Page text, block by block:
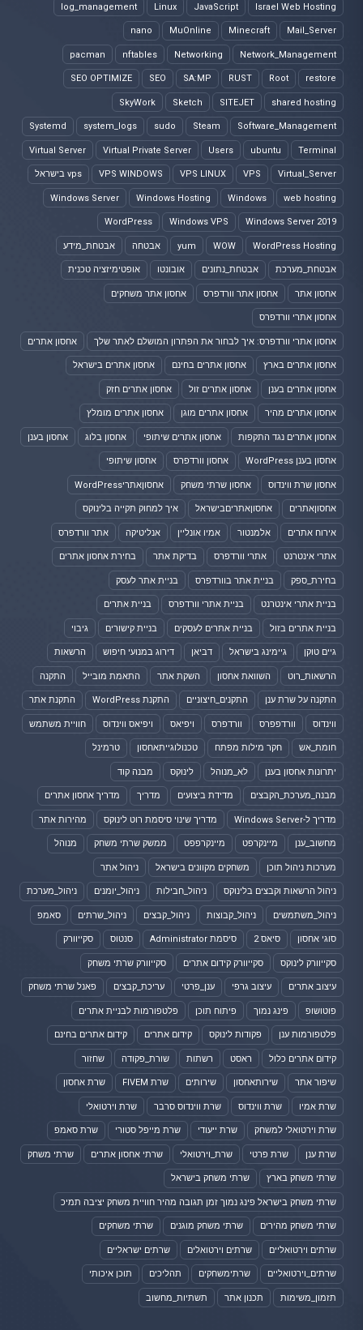
Israel Web Hosting
JavaScript
Linux
log_management
Mail_Server
Minecraft
MuOnline
nano
Network_Management
Networking
nftables
pacman
restore
Root
RUST
SA:MP
SEO
SEO OPTIMIZE
shared hosting
SITEJET
Sketch
SkyWork
Software_Management
Steam
sudo
system_logs
Systemd
Terminal
ubuntu
Users
Virtual Private Server
Virtual Server
Virtual_Server
VPS
VPS LINUX
VPS WINDOWS vps בישראל
web hosting
Windows
Windows Hosting
Windows Server
Windows Server 2019
Windows VPS
WordPress
WordPress Hosting
WOW
yum אבטחה אבטחת_מידע
אבטחת_מערכת אבטחת_נתונים אובונטו אופטימיזציה טכנית
אחסון אתר אחסון אתר וורדפרס אחסון אתר משחקים
אחסון אתרי וורדפרס
אחסון אתרי וורדפרס: איך לבחור את הפתרון המושלם לאתר שלך אחסון אתרים
אחסון אתרים בארץ אחסון אתרים בחינם אחסון אתרים בישראל
אחסון אתרים בענן אחסון אתרים זול אחסון אתרים חזק
אחסון אתרים מהיר אחסון אתרים מוגן אחסון אתרים מומלץ
אחסון אתרים נגד התקפות אחסון אתרים שיתופי אחסון בלוג אחסון בענן
אחסון בענן WordPress אחסון וורדפרס אחסון שיתופי
אחסון שרת ווינדוס אחסון שרתי משחק אחסוןאתריWordPress
אחסוןאתרים אחסוןאתריםבישראל איך למחוק תקייה בלינוקס
אירוח אתרים אלמנטור אמיו אונליין אנליטיקה אתר וורדפרס
אתרי אינטרנט אתרי וורדפרס בדיקת אתר בחירת אחסון אתרים
בחירת_ספק בניית אתר בוורדפרס בניית אתר לעסק
בניית אתרי אינטרנט בניית אתרי וורדפרס בניית אתרים
בניית אתרים בזול בניית אתרים לעסקים בניית קישורים גיבוי
גיים טוקן גיימינג בישראל דביאן דירוג במנועי חיפוש הרשאות
הרשאות_רוט השוואת אחסון השקת אתר התאמת מובייל התקנה
התקנה על שרת ענן התקנים_חיצוניים התקנת WordPress התקנת אתר
ווינדוס וורדפפרס וורדפרס ויפיאס ויפיאס ווינדוס חוויית משתמש
חומת_אש חקר מילות מפתח טכנולוגייתאחסון טרמינל
יתרונות אחסון בענן לא_מנוהל לינוקס מבנה קוד
מבנה_מערכת_הקבצים מדידת ביצועים מדריך מדריך אחסון אתרים
מדריך ל-Windows Server מדריך שינוי סיסמת רוט לינוקס מהירות אתר
מחשוב_ענן מיינקרפט מיינקרפפט ממשק שרתי משחק מנוהל
מערכות ניהול תוכן משחקים מקוונים בישראל ניהול אתר
ניהול הרשאות וקבצים בלינוקס ניהול_חבילות ניהול_יומנים ניהול_מערכת
ניהול_משתמשים ניהול_קבוצות ניהול_קבצים ניהול_שרתים סאמפ
סוגי אחסון סיאס 2 סיסמת Administrator סנטוס סקייוורק
סקייוורק לינוקס סקייוורק קידום אתרים סקייוורק שרתי משחק
עיצוב אתרים עיצוב גרפי ענן_פרטי עריכת_קבצים פאנל שרתי משחק
פוטושופ פינג נמוך פיתוח תוכן פלטפורמות לבניית אתרים
פלטפורמות ענן פקודות לינוקס קידום אתרים קידום אתרים בחינם
קידום אתרים כלול ראסט רשתות שורת_פקודה שחזור
שיפור אתר שירותאחסון שירותים שרת FIVEM שרת אחסון
שרת אמיו שרת ווינדוס שרת ווינדוס סרבר שרת וירטואלי
שרת וירטואלי למשחק שרת ייעודי שרת מייפל סטורי שרת סאמפ
שרת ענן שרת פרטי שרת_וירטואלי שרתי אחסון אתרים שרתי משחק
שרתי משחק בארץ שרתי משחק בישראל
שרתי משחק בישראל פינג נמוך זמן תגובה מהיר חוויית משחק יציבה תמיכ
שרתי משחק מהירים שרתי משחק מוגנים שרתי משחקים
שרתים וירטואליים שרתים וירטואלים שרתים ישראליים
שרתים_וירטואליים שרתימשחקים תהליכים תוכן איכותי
תזמון_משימות תכנון אתר תשתיות_מחשוב